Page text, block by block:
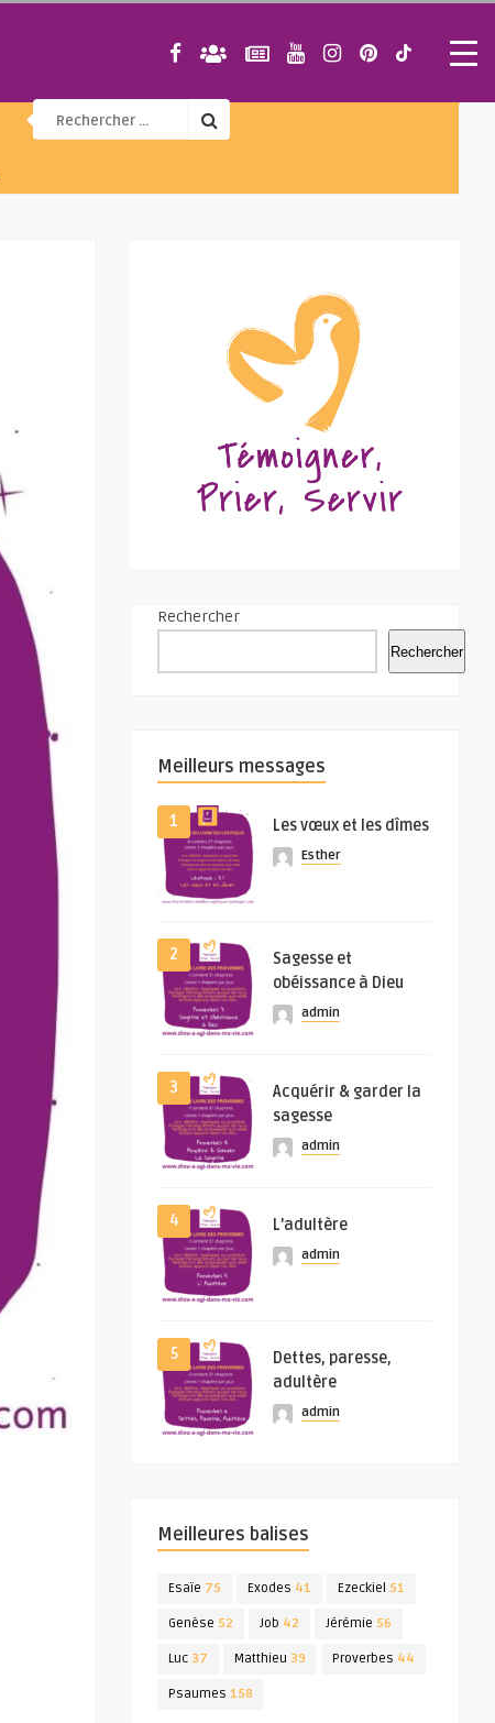
Rechercher
Rechercher
Meilleurs messages
1 Les vœux et les dîmes
Esther
2
Sagesse et
obéissance à Dieu
admin
3
Acquérir & garder la
sagesse
admin
4 L’adultère
admin
5
Dettes, paresse,
adultère
admin
Meilleures balises
Esaïe 75 Exodes 41 Ezeckiel 51
Genèse 52 Job 42 Jérémie 56
Luc 37 Matthieu 39 Proverbes 44
Psaumes 158